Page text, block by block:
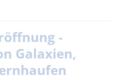
-
Galaxien,